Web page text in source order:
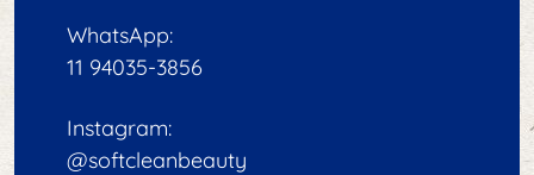
WhatsApp:
11 94035-3856
Instagram:
@softcleanbeauty